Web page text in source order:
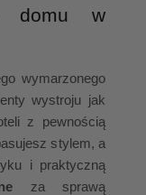
domu w
wymarzonego
wystroju jak
z pewnością
stylem, a
i praktyczną
za sprawą